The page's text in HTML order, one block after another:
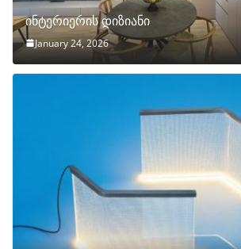
ინტერიერის დიზიანი
January 24, 2026